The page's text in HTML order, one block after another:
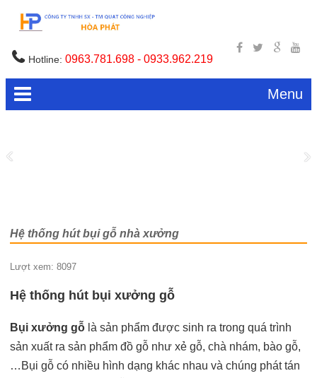
Hotline:0963.781.698 - 0933.962.219
Menu
Hệ thống hút bụi gỗ nhà xưởng
Lượt xem: 8097
Hệ thống hút bụi xưởng gỗ
Bụi xưởng gỗ là sản phẩm được sinh ra trong quá trình
sản xuất ra sản phẩm đồ gỗ như xẻ gỗ, chà nhám, bào gỗ,
…Bụi gỗ có nhiều hình dạng khác nhau và chúng phát tán